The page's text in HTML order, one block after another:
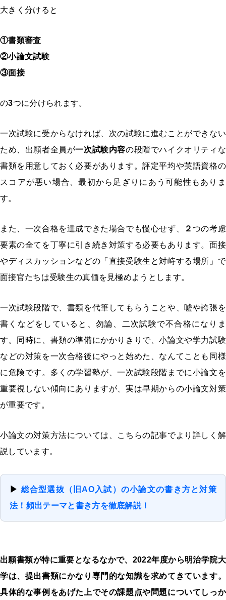
大きく分けると
①書類審査
②小論文試験
③面接
の3つに分けられます。
一次試験に受からなければ、次の試験に進むことができない
ため、出願者全員が一次試験内容の段階でハイクオリティな
書類を用意しておく必要があります。評定平均や英語資格の
スコアが悪い場合、最初から足ぎりにあう可能性もありま
す。
また、一次合格を達成できた場合でも慢心せず、 ２ つの考慮
要素の全てを丁寧に引き続き対策する必要もあります。面接
やディスカッションなどの「直接受験生と対峙する場所」で
面接官たちは受験生の真価を見極めようとします。
一次試験段階で、書類を代筆してもらうことや、嘘や誇張を
書くなどをしていると、勿論、二次試験で不合格になりま
す。同時に、書類の準備にかかりきりで、小論文や学力試験
などの対策を一次合格後にやっと始めた、なんてことも同様
に危険です。多くの学習塾が、一次試験段階までに小論文を
重要視しない傾向にありますが、実は早期からの小論文対策
が重要です。
小論文の対策方法については、こちらの記事でより詳しく解
説しています。
▶ 総合型選抜（旧AO入試）の小論文の書き方と対策
法！頻出テーマと書き方を徹底解説！
出願書類が特に重要となるなかで、2022年度から明治学院大
学は、提出書類にかなり専門的な知識を求めてきています。
具体的な事例をあげた上でその課題点や問題についてしっか